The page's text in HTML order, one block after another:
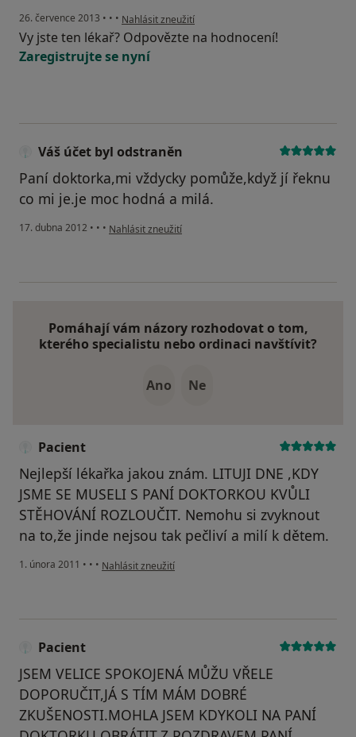
26. července 2013 • • • podle názoru uživatele Váš účet byl odstraněn
Nahlásit zneužití
Vy jste ten lékař? Odpovězte na hodnocení!
Zaregistrujte se nyní
Váš účet byl odstraněn
Paní doktorka,mi vždycky pomůže,když jí řeknu
co mi je.je moc hodná a milá.
17. dubna 2012 • • • podle názoru uživatele Váš účet byl odstraněn
Nahlásit zneužití
Pomáhají vám názory rozhodovat o tom,
kterého specialistu nebo ordinaci navštívit?
Ano Ne
Pacient
Nejlepší lékařka jakou znám. LITUJI DNE ,KDY
JSME SE MUSELI S PANÍ DOKTORKOU KVŮLI
STĚHOVÁNÍ ROZLOUČIT. Nemohu si zvyknout
na to,že jinde nejsou tak pečliví a milí k dětem.
1. února 2011 • • • podle názoru uživatele Pacient
Nahlásit zneužití
Pacient
JSEM VELICE SPOKOJENÁ MŮŽU VŘELE
DOPORUČIT,JÁ S TÍM MÁM DOBRÉ
ZKUŠENOSTI.MOHLA JSEM KDYKOLI NA PANÍ